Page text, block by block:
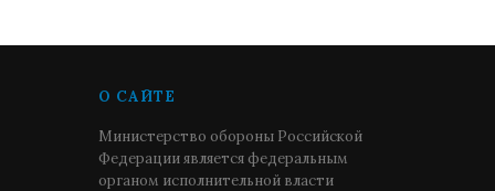
О САЙТЕ
Министерство обороны Российской
Федерации является федеральным
органом исполнительной власти